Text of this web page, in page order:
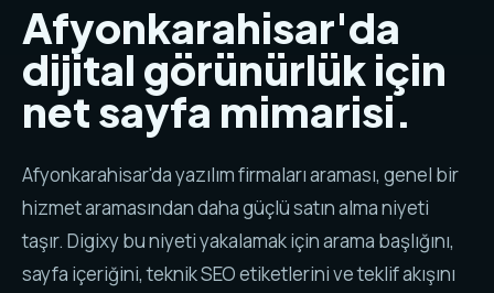
Afyonkarahisar'da
dijital görünürlük için
net sayfa mimarisi.
Afyonkarahisar'da yazılım firmaları araması, genel bir
hizmet aramasından daha güçlü satın alma niyeti
taşır. Digixy bu niyeti yakalamak için arama başlığını,
sayfa içeriğini, teknik SEO etiketlerini ve teklif akışını